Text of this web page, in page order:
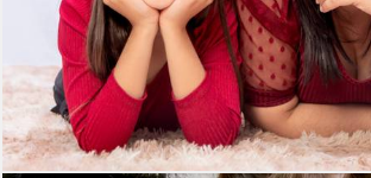
300 0